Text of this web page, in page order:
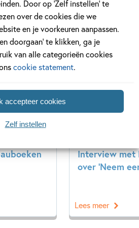
Door op ‘Zelf instellen’ te
over de cookies die we
en je voorkeuren aanpassen.
doorgaan’ te klikken, ga je
van alle categorieën cookies
cookie statement.
accepteer cookies
Zelf instellen
artikelen
Interview met
over ‘Neem
Lees meer